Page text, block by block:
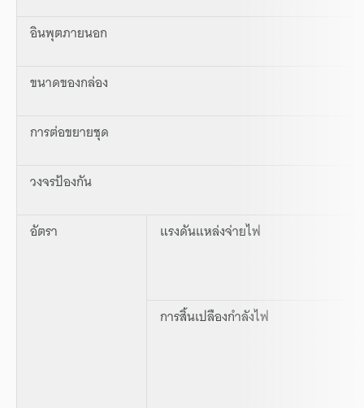
อินพุตภายนอก
ขนาดของกล่อง
การต่อขยายชุด
วงจรป้องกัน
อัตรา แรงดันแหล่งจ่ายไฟ
การสิ้นเปลืองกำลังไฟ